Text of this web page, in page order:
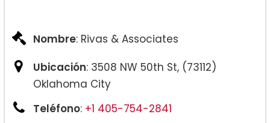
Nombre: Rivas & Associates
Ubicación: 3508 NW 50th St, (73112)
Oklahoma City
Teléfono: +1 405-754-2841